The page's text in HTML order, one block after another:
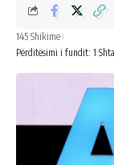
Përditësimi i fundit: 1
145 Shikime